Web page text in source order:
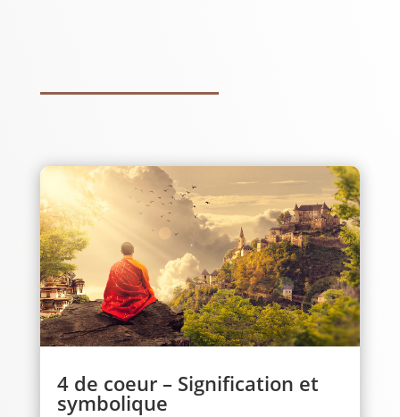
4 de coeur – Signification et
symbolique